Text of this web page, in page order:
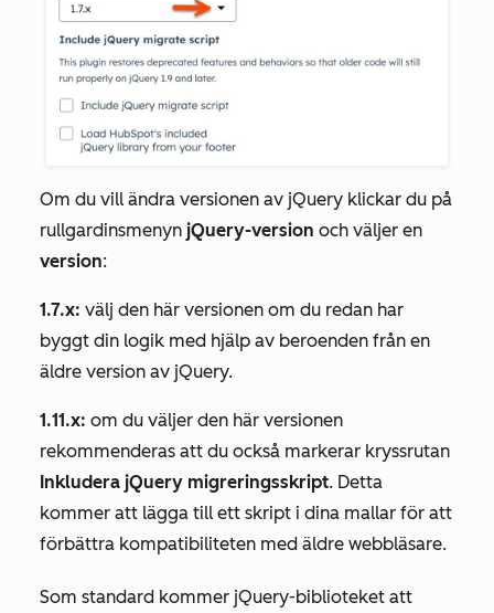
Om du vill ändra versionen av jQuery klickar du på
rullgardinsmenyn jQuery-version och väljer en
version:
1.7.x: välj den här versionen om du redan har
byggt din logik med hjälp av beroenden från en
äldre version av jQuery.
1.11.x: om du väljer den här versionen
rekommenderas att du också markerar kryssrutan
Inkludera jQuery migreringsskript. Detta
kommer att lägga till ett skript i dina mallar för att
förbättra kompatibiliteten med äldre webbläsare.
Som standard kommer jQuery-biblioteket att